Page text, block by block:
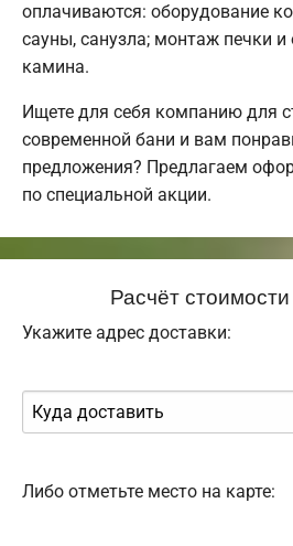
оплачиваются: оборудование
сауны, санузла; монтаж печки и
камина.
Ищете для себя компанию для
современной бани и вам
предложения? Предлагаем
по специальной акции.
Расчёт
Укажите адрес доставки:
Либо отметьте место на карте: